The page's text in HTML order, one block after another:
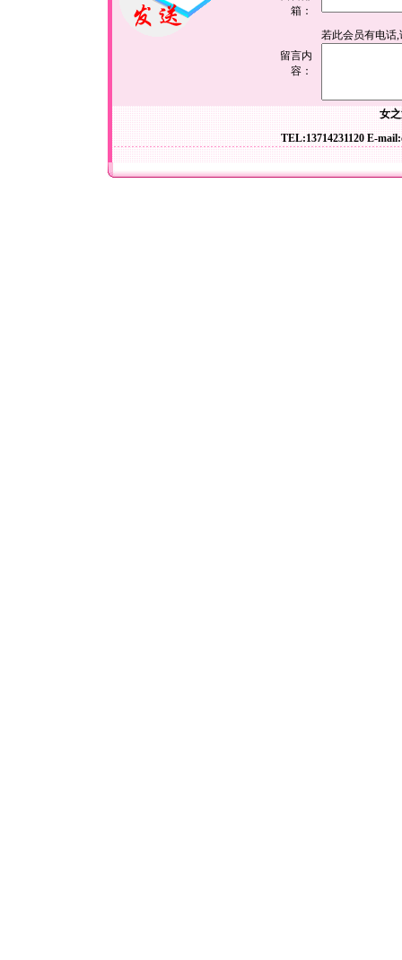
箱：
留言内
容：
若此会员有电话
女
TEL:13714231120 E-mail: